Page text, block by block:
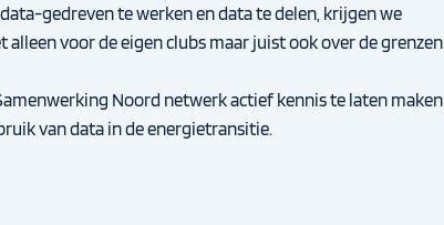
gedreven te werken en data te delen, krijgen we
voor de eigen clubs maar juist ook over de grenzen
Noord netwerk actief kennis te laten maken
van data in de energietransitie.